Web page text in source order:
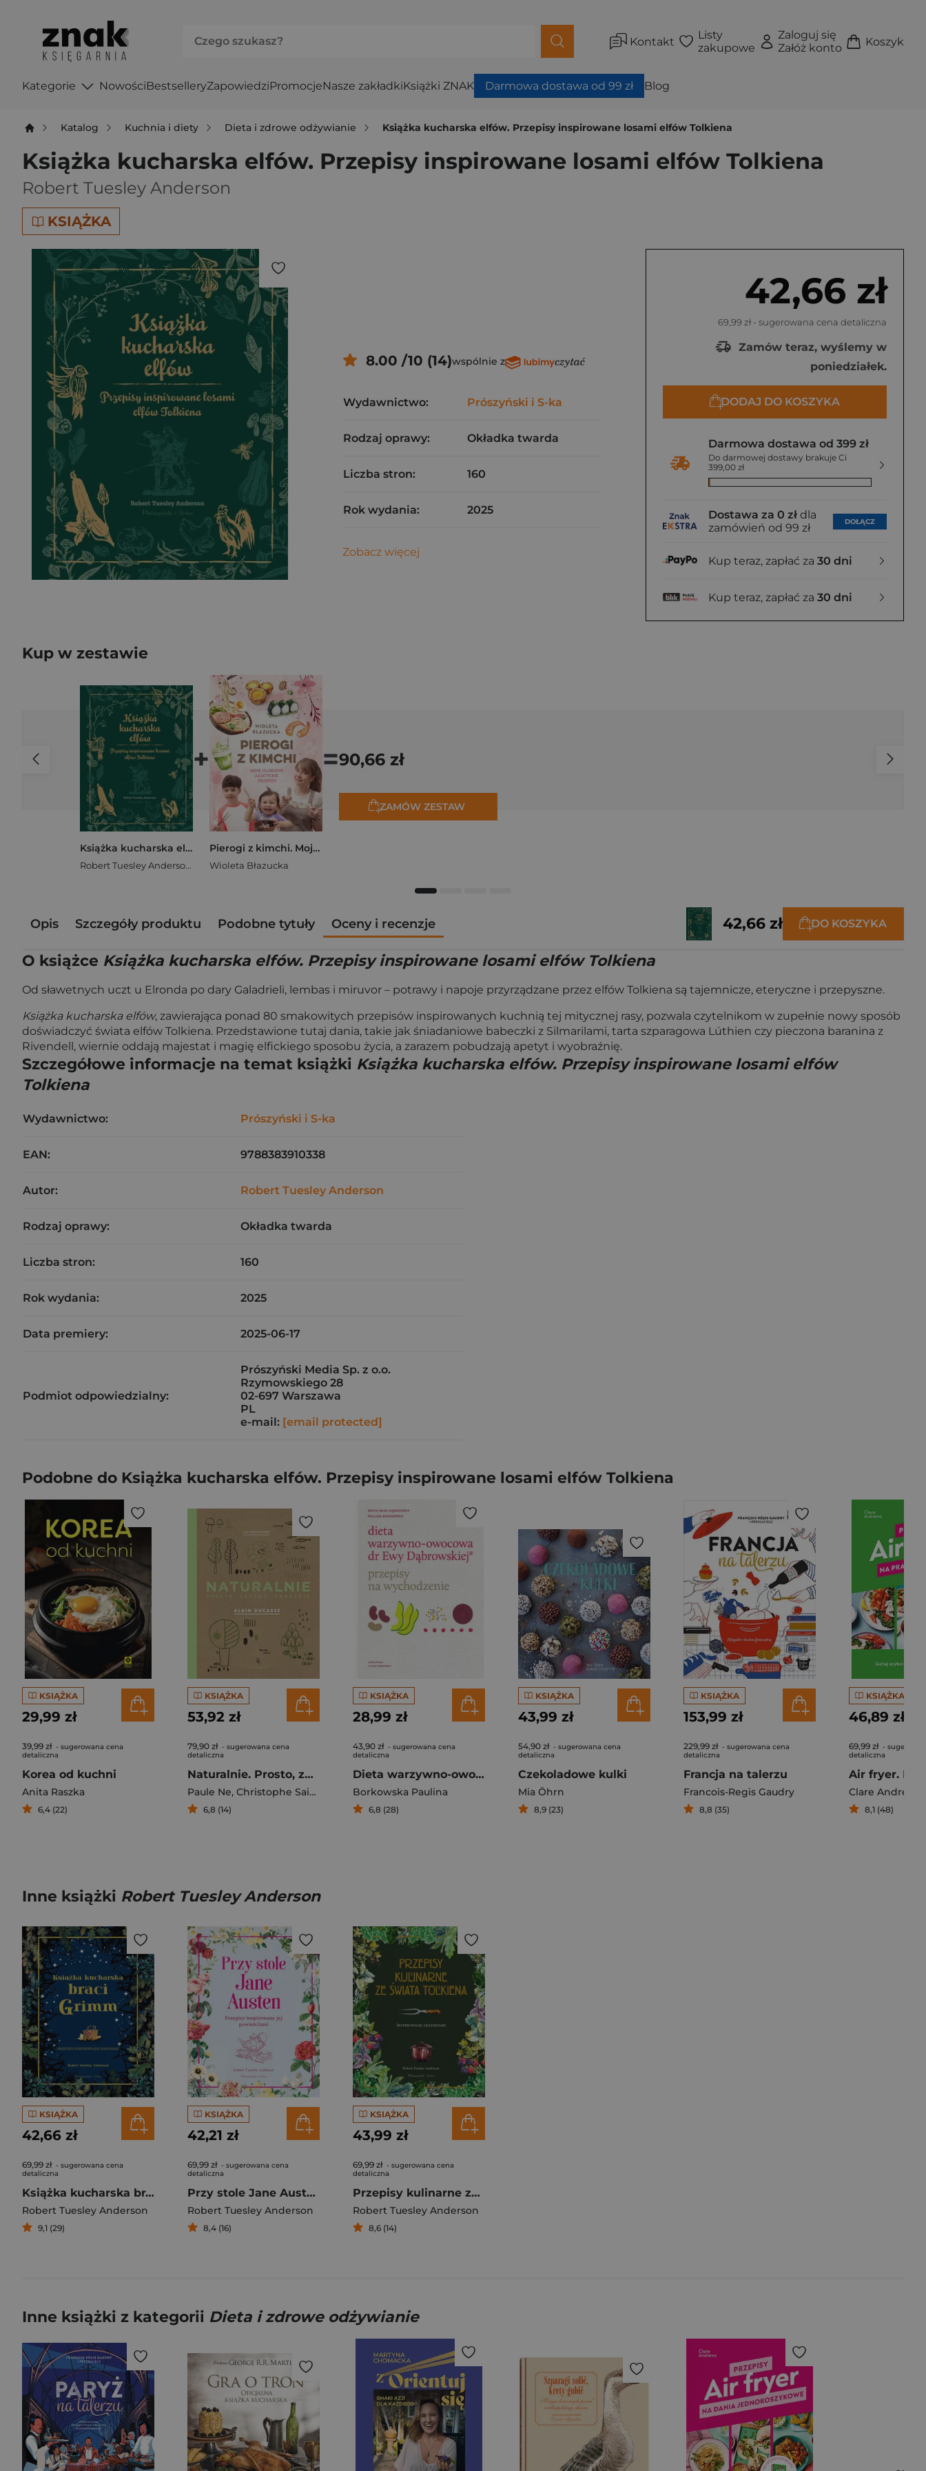
Kontakt
Listy
zakupowe
Zaloguj się
Załóż konto
Koszyk
Kategorie NowościBestselleryZapowiedziPromocjeNasze zakładkiKsiążki ZNAK Darmowa dostawa od 99 zł Blog
Katalog Kuchnia i diety Dieta i zdrowe odżywianie Książka kucharska elfów. Przepisy inspirowane losami elfów Tolkiena
Książka kucharska elfów. Przepisy inspirowane losami elfów Tolkiena
Robert Tuesley Anderson
KSIĄŻKA
42,66 zł
69,99 zł - sugerowana cena detaliczna
Zamów teraz, wyślemy w
poniedziałek.
DODAJ DO KOSZYKA
Darmowa dostawa od 399 zł
Do darmowej dostawy brakuje Ci
399,00 zł
Dostawa za 0 zł dla
zamówień od 99 zł
DOŁĄCZ
Kup teraz, zapłać za 30 dni
Kup teraz, zapłać za 30 dni
8.00 /10 (14)wspólnie z
Wydawnictwo: Prószyński i S-ka
Rodzaj oprawy: Okładka twarda
Liczba stron: 160
Rok wydania: 2025
Zobacz więcej
Kup w zestawie
Książka kucharska elfów. Przepisy inspirowane losami elfów Tolkiena
Robert Tuesley Anderson
+
Pierogi z kimchi. Moje ulubione azjatyckie przepisy
Wioleta Błazucka
=90,66 zł
ZAMÓW ZESTAW
Opis Szczegóły produktu Podobne tytuły Oceny i recenzje 42,66 zł DO KOSZYKA
O książce Książka kucharska elfów. Przepisy inspirowane losami elfów Tolkiena
Od sławetnych uczt u Elronda po dary Galadrieli, lembas i miruvor – potrawy i napoje przyrządzane przez elfów Tolkiena są tajemnicze, eteryczne i przepyszne.
Książka kucharska elfów, zawierająca ponad 80 smakowitych przepisów inspirowanych kuchnią tej mitycznej rasy, pozwala czytelnikom w zupełnie nowy sposób
doświadczyć świata elfów Tolkiena. Przedstawione tutaj dania, takie jak śniadaniowe babeczki z Silmarilami, tarta szparagowa Lúthien czy pieczona baranina z
Rivendell, wiernie oddają majestat i magię elfickiego sposobu życia, a zarazem pobudzają apetyt i wyobraźnię.
Szczegółowe informacje na temat książki Książka kucharska elfów. Przepisy inspirowane losami elfów
Tolkiena
Wydawnictwo: Prószyński i S-ka
EAN: 9788383910338
Autor: Robert Tuesley Anderson
Rodzaj oprawy: Okładka twarda
Liczba stron: 160
Rok wydania: 2025
Data premiery: 2025-06-17
Podmiot odpowiedzialny:
Prószyński Media Sp. z o.o.
Rzymowskiego 28
02-697 Warszawa
PL
e-mail: [email protected]
Podobne do Książka kucharska elfów. Przepisy inspirowane losami elfów Tolkiena
KSIĄŻKA
29,99 zł
39,99 zł - sugerowana cena
detaliczna
Korea od kuchni
Anita Raszka
6,4 (22)
KSIĄŻKA
53,92 zł
79,90 zł - sugerowana cena
detaliczna
Naturalnie. Prosto, zdrowo, smacznie
Paule Ne, Christophe Saintagne Alain Ducasse
6,8 (14)
KSIĄŻKA
28,99 zł
43,90 zł - sugerowana cena
detaliczna
Dieta warzywno-owocowa dr Ewy Dąbrowskiej Przepisy na wychodzenie
Borkowska Paulina
6,8 (28)
KSIĄŻKA
43,99 zł
54,90 zł - sugerowana cena
detaliczna
Czekoladowe kulki
Mia Öhrn
8,9 (23)
KSIĄŻKA
153,99 zł
229,99 zł - sugerowana cena
detaliczna
Francja na talerzu
Francois-Regis Gaudry
8,8 (35)
KSIĄŻKA
46,89 zł
69,99 zł -
detaliczna
Clare Andrews
8,1 (48)
Inne książki Robert Tuesley Anderson
KSIĄŻKA
42,66 zł
69,99 zł - sugerowana cena
detaliczna
Książka kucharska braci Grimm Przepisy inspirowane baśniami
Robert Tuesley Anderson
9,1 (29)
KSIĄŻKA
42,21 zł
69,99 zł - sugerowana cena
detaliczna
Przy stole Jane Austen Przepisy inspirowane jej powieściami
Robert Tuesley Anderson
8,4 (16)
KSIĄŻKA
43,99 zł
69,99 zł - sugerowana cena
detaliczna
Przepisy kulinarne ze świata Tolkiena. Inspirowane legendami
Robert Tuesley Anderson
8,6 (14)
Inne książki z kategorii Dieta i zdrowe odżywianie